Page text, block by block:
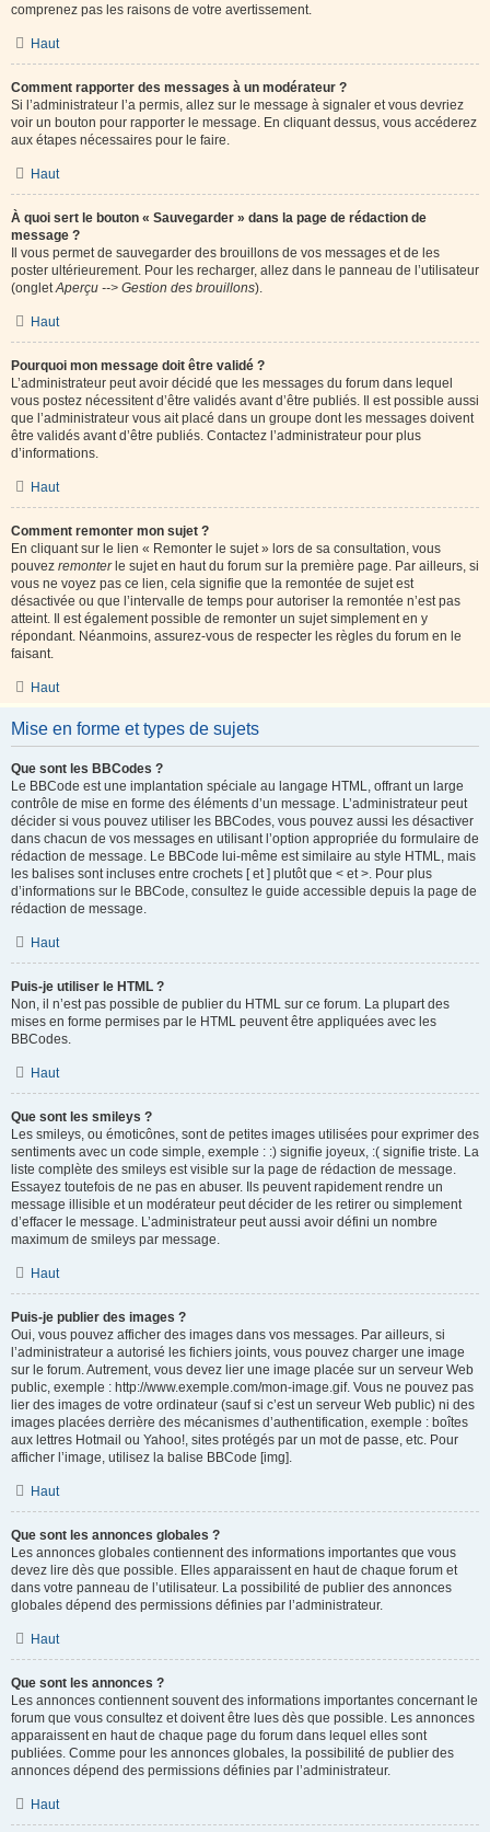
comprenez pas les raisons de votre avertissement.
Haut
Comment rapporter des messages à un modérateur ?
Si l’administrateur l’a permis, allez sur le message à signaler et vous devriez
voir un bouton pour rapporter le message. En cliquant dessus, vous accéderez
aux étapes nécessaires pour le faire.
Haut
À quoi sert le bouton « Sauvegarder » dans la page de rédaction de
message ?
Il vous permet de sauvegarder des brouillons de vos messages et de les
poster ultérieurement. Pour les recharger, allez dans le panneau de l’utilisateur
(ongletAperçu --> Gestion des brouillons).
Haut
Pourquoi mon message doit être validé ?
L’administrateur peut avoir décidé que les messages du forum dans lequel
vous postez nécessitent d’être validés avant d’être publiés. Il est possible aussi
que l’administrateur vous ait placé dans un groupe dont les messages doivent
être validés avant d’être publiés. Contactez l’administrateur pour plus
d’informations.
Haut
Comment remonter mon sujet ?
En cliquant sur le lien « Remonter le sujet » lors de sa consultation, vous
pouvez remonterle sujet en haut du forum sur la première page. Par ailleurs, si
vous ne voyez pas ce lien, cela signifie que la remontée de sujet est
désactivée ou que l’intervalle de temps pour autoriser la remontée n’est pas
atteint. Il est également possible de remonter un sujet simplement en y
répondant. Néanmoins, assurez-vous de respecter les règles du forum en le
faisant.
Haut
Mise en forme et types de sujets
Que sont les BBCodes ?
Le BBCode est une implantation spéciale au langage HTML, offrant un large
contrôle de mise en forme des éléments d’un message. L’administrateur peut
décider si vous pouvez utiliser les BBCodes, vous pouvez aussi les désactiver
dans chacun de vos messages en utilisant l’option appropriée du formulaire de
rédaction de message. Le BBCode lui-même est similaire au style HTML, mais
les balises sont incluses entre crochets [ et ] plutôt que < et >. Pour plus
d’informations sur le BBCode, consultez le guide accessible depuis la page de
rédaction de message.
Haut
Puis-je utiliser le HTML ?
Non, il n’est pas possible de publier du HTML sur ce forum. La plupart des
mises en forme permises par le HTML peuvent être appliquées avec les
BBCodes.
Haut
Que sont les smileys ?
Les smileys, ou émoticônes, sont de petites images utilisées pour exprimer des
sentiments avec un code simple, exemple : :) signifie joyeux, :( signifie triste. La
liste complète des smileys est visible sur la page de rédaction de message.
Essayez toutefois de ne pas en abuser. Ils peuvent rapidement rendre un
message illisible et un modérateur peut décider de les retirer ou simplement
d’effacer le message. L’administrateur peut aussi avoir défini un nombre
maximum de smileys par message.
Haut
Puis-je publier des images ?
Oui, vous pouvez afficher des images dans vos messages. Par ailleurs, si
l’administrateur a autorisé les fichiers joints, vous pouvez charger une image
sur le forum. Autrement, vous devez lier une image placée sur un serveur Web
public, exemple : http://www.exemple.com/mon-image.gif. Vous ne pouvez pas
lier des images de votre ordinateur (sauf si c’est un serveur Web public) ni des
images placées derrière des mécanismes d’authentification, exemple : boîtes
aux lettres Hotmail ou Yahoo!, sites protégés par un mot de passe, etc. Pour
afficher l’image, utilisez la balise BBCode [img].
Haut
Que sont les annonces globales ?
Les annonces globales contiennent des informations importantes que vous
devez lire dès que possible. Elles apparaissent en haut de chaque forum et
dans votre panneau de l’utilisateur. La possibilité de publier des annonces
globales dépend des permissions définies par l’administrateur.
Haut
Que sont les annonces ?
Les annonces contiennent souvent des informations importantes concernant le
forum que vous consultez et doivent être lues dès que possible. Les annonces
apparaissent en haut de chaque page du forum dans lequel elles sont
publiées. Comme pour les annonces globales, la possibilité de publier des
annonces dépend des permissions définies par l’administrateur.
Haut